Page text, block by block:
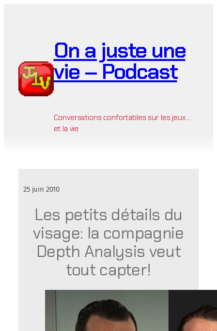
On a juste une
vie – Podcast
Conversations confortables sur les jeux…
et la vie
25 juin 2010
Les petits détails du
visage: la compagnie
Depth Analysis veut
tout capter!